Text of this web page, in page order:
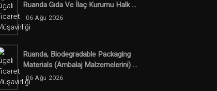
Ruanda Gıda Ve İlaç Kurumu Halk ...
06 Ağu 2026
Ruanda, Biodegradable Packaging
Materials (ambalaj Malzemelerini) ...
06 Ağu 2026